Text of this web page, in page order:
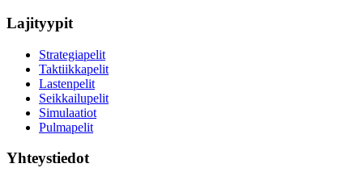
Lajityypit
Strategiapelit
Taktiikkapelit
Lastenpelit
Seikkailupelit
Simulaatiot
Pulmapelit
Yhteystiedot